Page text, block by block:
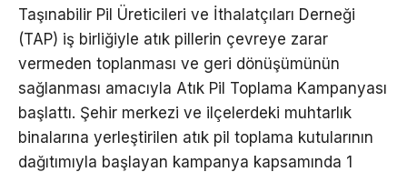
Taşınabilir Pil Üreticileri ve İthalatçıları Derneği
(TAP) iş birliğiyle atık pillerin çevreye zarar
vermeden toplanması ve geri dönüşümünün
sağlanması amacıyla Atık Pil Toplama Kampanyası
başlattı. Şehir merkezi ve ilçelerdeki muhtarlık
binalarına yerleştirilen atık pil toplama kutularının
dağıtımıyla başlayan kampanya kapsamında 1